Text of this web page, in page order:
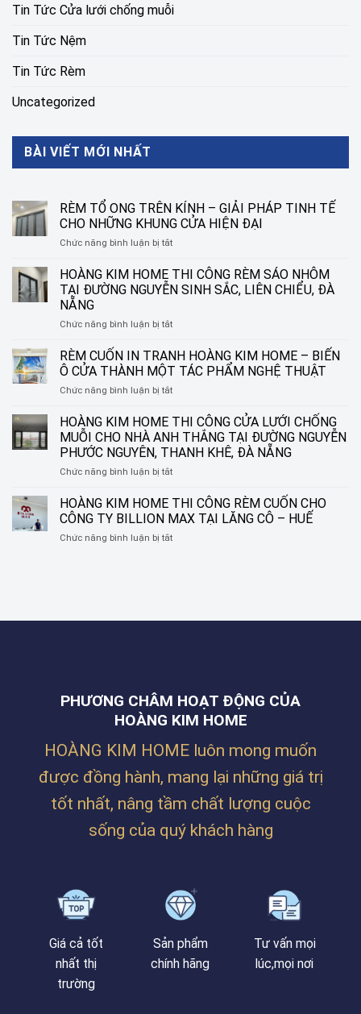
Tin Tức Cửa lưới chống muỗi
Tin Tức Nệm
Tin Tức Rèm
Uncategorized
BÀI VIẾT MỚI NHẤT
RÈM TỔ ONG TRÊN KÍNH – GIẢI PHÁP TINH TẾ
CHO NHỮNG KHUNG CỬA HIỆN ĐẠI
Chức năng bình luận bị tắtở
TỔ
ONG
TRÊN
–
PHÁP
TINH
TẾ
CHO
KHUNG
CỬA
HIỆN
HOÀNG KIM HOME THI CÔNG RÈM SÁO NHÔM
TẠI ĐƯỜNG NGUYỄN SINH SẮC, LIÊN CHIỂU, ĐÀ
NẴNG
Chức năng bình luận bị tắtở
KIM
HOME
THI
CÔNG
SÁO
NHÔM
TẠI
ĐƯỜNG
NGUYỄN
SẮC,
LIÊN
ĐÀ
RÈM CUỐN IN TRANH HOÀNG KIM HOME – BIẾN
Ô CỬA THÀNH MỘT TÁC PHẨM NGHỆ THUẬT
Chức năng bình luận bị tắtở
CUỐN
IN
TRANH
HOÀNG
KIM
–
BIẾN
Ô
CỬA
THUẬT
HOÀNG KIM HOME THI CÔNG CỬA LƯỚI CHỐNG
MUỖI CHO NHÀ ANH THẮNG TẠI ĐƯỜNG NGUYỄN
PHƯỚC NGUYÊN, THANH KHÊ, ĐÀ NẴNG
Chức năng bình luận bị tắtở
KIM
HOME
THI
CÔNG
NHÀ
PHƯỚC
NGUYÊN,
KHÊ,
ĐÀ
NẴNG
HOÀNG KIM HOME THI CÔNG RÈM CUỐN CHO
CÔNG TY BILLION MAX TẠI LĂNG CÔ – HUẾ
Chức năng bình luận bị tắtở
RÈM
MAX
TẠI
LĂNG
CÔ
–
PHƯƠNG CHÂM HOẠT ĐỘNG CỦA
HOÀNG KIM HOME
HOÀNG KIM HOME luôn mong muốn
được đồng hành, mang lại những giá trị
tốt nhất, nâng tầm chất lượng cuộc
sống của quý khách hàng
Giá cả tốt
nhất thị
trường
Sản phẩm
chính hãng
Tư vấn mọi
lúc,mọi nơi